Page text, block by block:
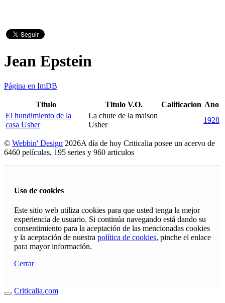
Jean Epstein
Página en ImDB
Titulo Titulo V.O. Calificacion Ano
El hundimiento de la
casa Usher
La chute de la maison
Usher
1928
© Webbin' Design 2026A día de hoy Criticalia posee un acervo de
6460 películas, 195 series y 960 articulos
Uso de cookies
Este sitio web utiliza cookies para que usted tenga la mejor
experiencia de usuario. Si continúa navegando está dando su
consentimiento para la aceptación de las mencionadas cookies
y la aceptación de nuestra política de cookies, pinche el enlace
para mayor información.
Cerrar
Criticalia.com